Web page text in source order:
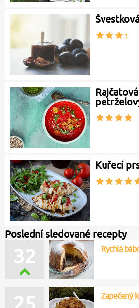
Kuřecí
Poslední sledované recepty
32 Rychlá
25 Zapečený